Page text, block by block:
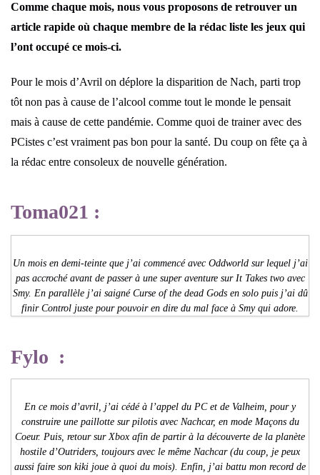
Comme chaque mois, nous vous proposons de retrouver un
article rapide où chaque membre de la rédac liste les jeux qui
l’ont occupé ce mois-ci.
Pour le mois d’Avril on déplore la disparition de Nach, parti trop
tôt non pas à cause de l’alcool comme tout le monde le pensait
mais à cause de cette pandémie. Comme quoi de trainer avec des
PCistes c’est vraiment pas bon pour la santé. Du coup on fête ça à
la rédac entre consoleux de nouvelle génération.
Toma021 :
Un mois en demi-teinte que j’ai commencé avec Oddworld sur lequel j’ai
pas accroché avant de passer à une super aventure sur It Takes two avec
Smy. En parallèle j’ai saigné Curse of the dead Gods en solo puis j’ai dû
finir Control juste pour pouvoir en dire du mal face à Smy qui adore.
Fylo :
En ce mois d’avril, j’ai cédé à l’appel du PC et de Valheim, pour y
construire une paillotte sur pilotis avec Nachcar, en mode Maçons du
Coeur. Puis, retour sur Xbox afin de partir à la découverte de la planète
hostile d’Outriders, toujours avec le même Nachcar (du coup, je peux
aussi faire son kiki joue à quoi du mois). Enfin, j’ai battu mon record de